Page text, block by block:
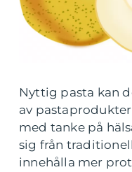
Nyttig pasta kan
av
med tanke på
sig från
innehålla mer